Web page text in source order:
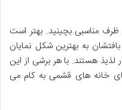
ظرف مناسبی بچینید. بهتر است
به بهترین شکل نمایان
هستند. با هر برشی از این
خانه های قشمی به کام می